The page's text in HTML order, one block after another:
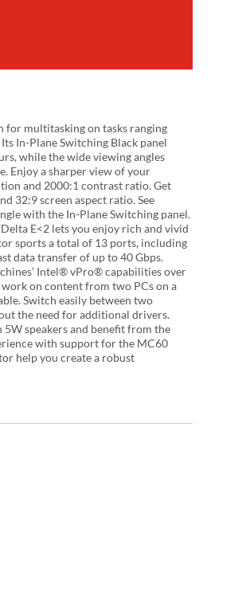
sadržaja. Zahvaljujući velikoj
koji omogućuju prijenos
pojednostavljuje
povezivanje dodatne opreme
dva računala pomoću jedne
Lenovo True Split funkcija
i zakretanja kako bi korisnici
fokus na ugodnije korištenje
Tanki rubovi dodatno
radni prostor, dok kvalitetna
for multitasking on tasks ranging
In-Plane Switching Black panel
while the wide viewing angles
Enjoy a sharper view of your
and 2000:1 contrast ratio. Get
32:9 screen aspect ratio. See
with the In-Plane Switching panel.
E<2 lets you enjoy rich and vivid
sports a total of 13 ports, including
data transfer of up to 40 Gbps.
Intel® vPro® capabilities over
on content from two PCs on a
Switch easily between two
the need for additional drivers.
speakers and benefit from the
with support for the MC60
help you create a robust